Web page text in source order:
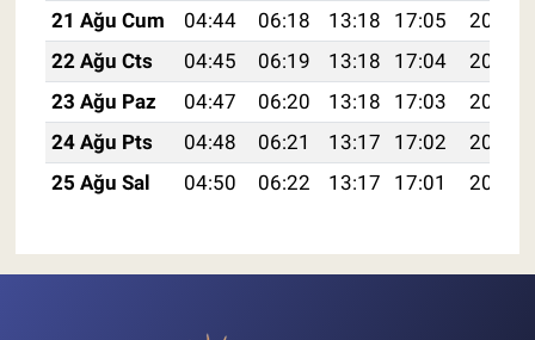
21 Ağu Cum
04:44 06:18 13:18 17:05
20:08
22 Ağu Cts
04:45 06:19 13:18 17:04
20:07
23 Ağu Paz
04:47 06:20 13:18 17:03
20:05
24 Ağu Pts
04:48 06:21 13:17 17:02
20:04
25 Ağu Sal
04:50 06:22 13:17 17:01 20:02